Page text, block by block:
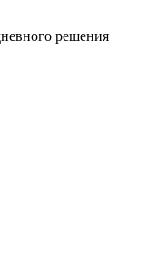
решения